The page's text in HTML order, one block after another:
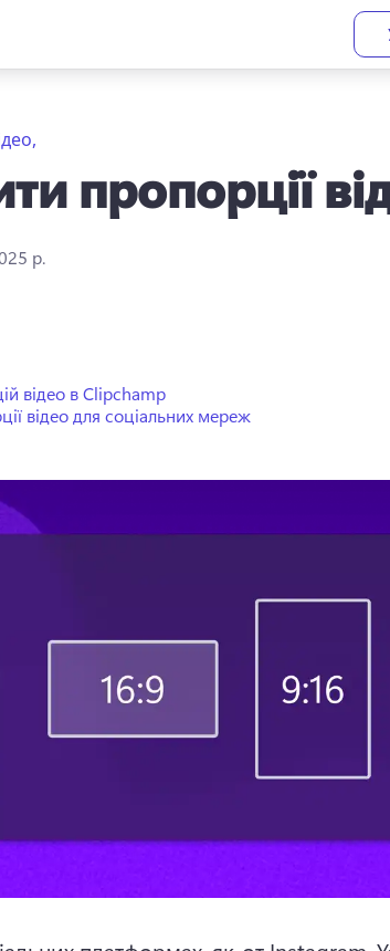
пропорції
р.
відео в Clipchamp
відео для соціальних мереж